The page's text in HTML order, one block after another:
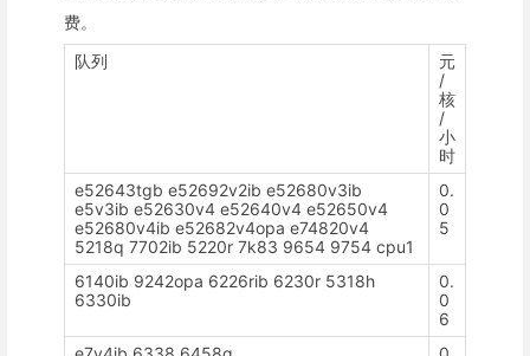
费。
队列
元
/
核
/
小
时
e52643tgb e52692v2ib e52680v3ib
e5v3ib e52630v4 e52640v4 e52650v4
e52680v4ib e52682v4opa e74820v4
5218q 7702ib 5220r 7k83 9654 9754 cpu1
0.
0
5
6140ib 9242opa 6226rib 6230r 5318h
6330ib
0.
0
6